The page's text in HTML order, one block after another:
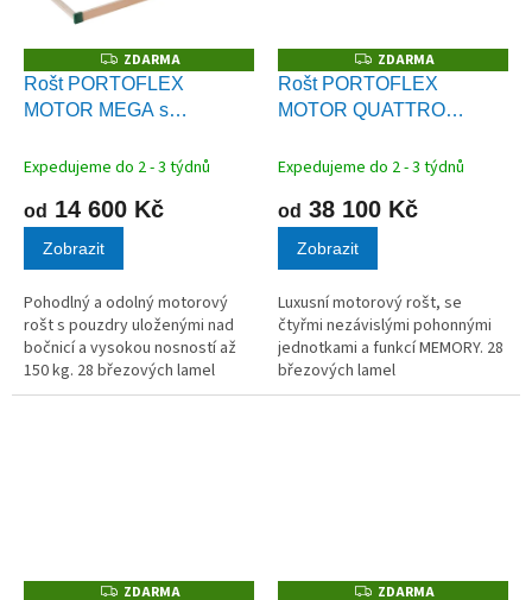
Z
D
A
R
ZDARMA
Rošt PORTOFLEX
MOTOR MEGA s
Expedujeme do 2 - 3 týdnů
od 14 600 Kč
Zobrazit
Pohodlný a odolný motorový
rošt s pouzdry uloženými nad
bočnicí a vysokou nosností až
150 kg. 28 březových lamel
v kvalitních kaučukových
Z
D
A
R
ZDARMA
Rošt PORTOFLEX
MOTOR QUATTRO
ovládáním
Expedujeme do 2 - 3 týdnů
od 38 100 Kč
Zobrazit
Luxusní motorový rošt, se
čtyřmi nezávislými pohonnými
jednotkami a funkcí MEMORY. 28
březových lamel
v kvalitních kaučukových
ZZDARMA
ZZDARMA